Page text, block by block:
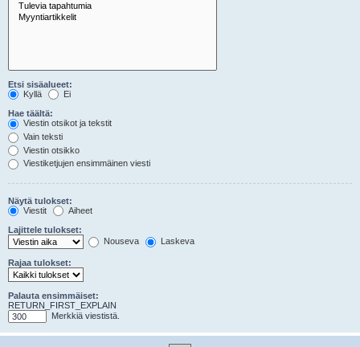
Etsi sisäalueet:
Kyllä
Ei
Hae täältä:
Viestin otsikot ja tekstit
Vain teksti
Viestin otsikko
Viestiketjujen ensimmäinen viesti
Näytä tulokset:
Viestit
Aiheet
Lajittele tulokset:
Nouseva
Laskeva
Rajaa tulokset:
Palauta ensimmäiset:
RETURN_FIRST_EXPLAIN
Merkkiä viestistä.